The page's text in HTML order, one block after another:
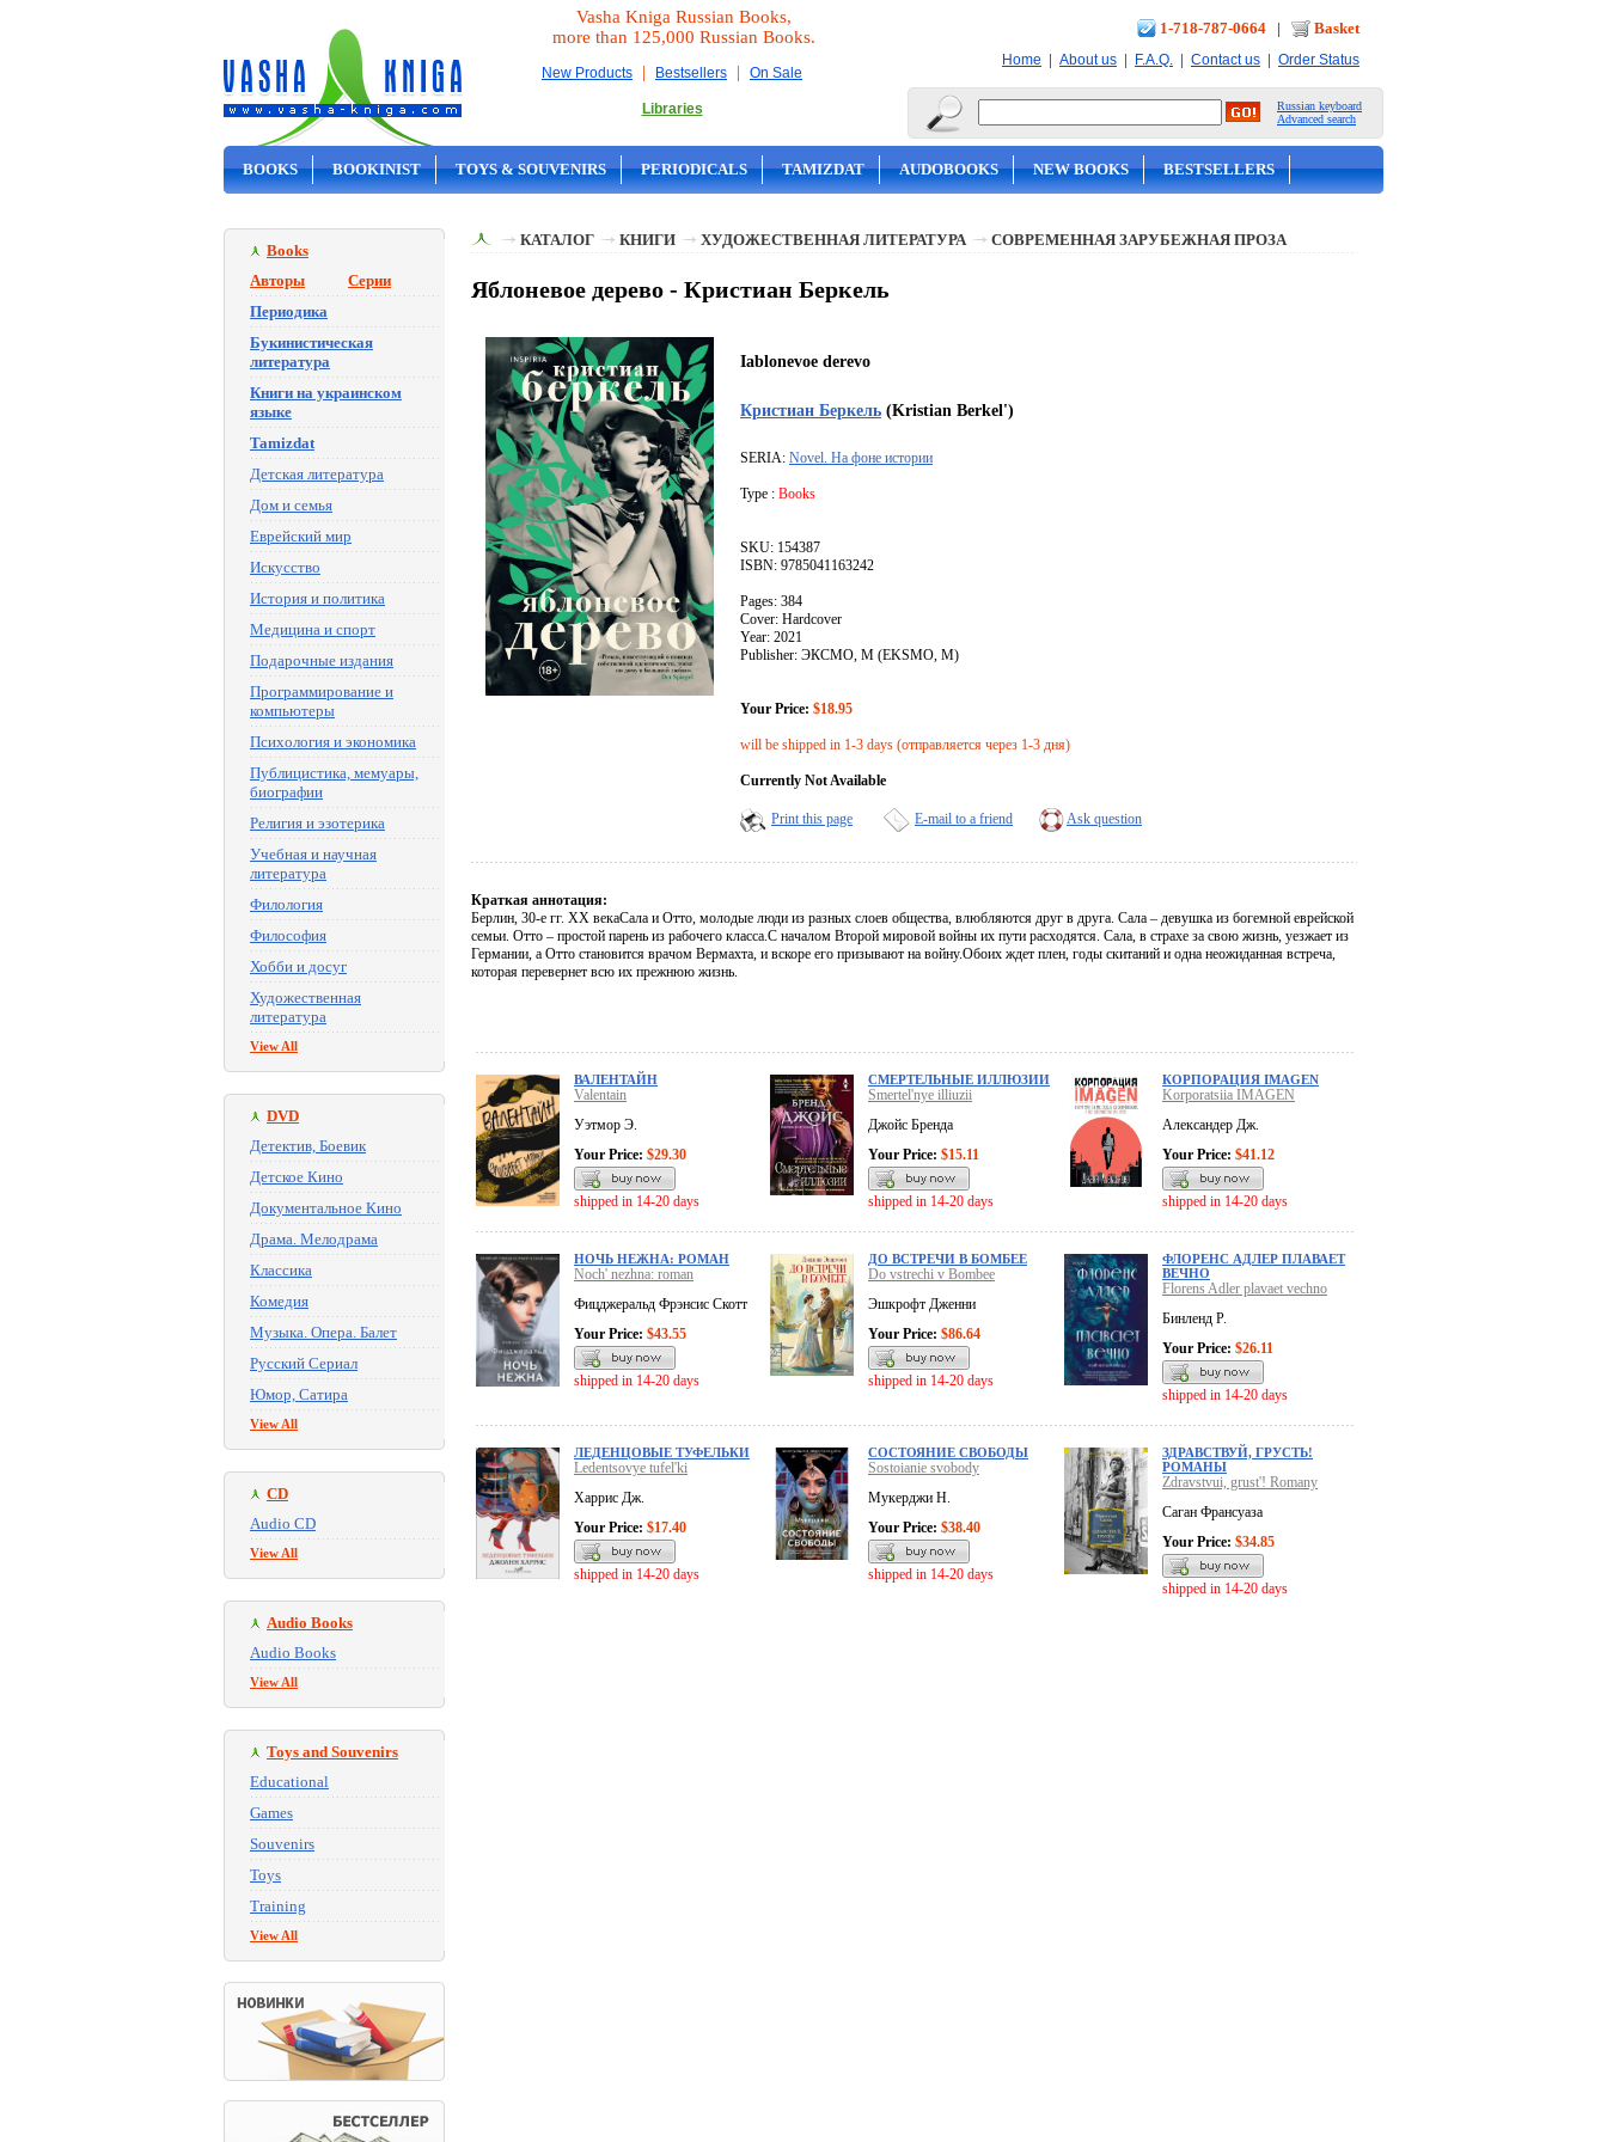
Vasha Kniga Russian Books,
more than 125,000 Russian Books.
New Products | Bestsellers | On Sale
Libraries
1-718-787-0664 | Basket
Home | About us | F.A.Q. | Contact us | Order Status
Russian keyboard
Advanced search
BOOKS BOOKINIST TOYS & SOUVENIRS PERIODICALS TAMIZDAT AUDOBOOKS NEW BOOKS BESTSELLERS
Books
Авторы
Серии
Периодика
Букинистическая
литература
Книги на украинском
языке
Tamizdat
Детская литература
Дом и семья
Еврейский мир
Искусство
История и политика
Медицина и спорт
Подарочные издания
Программирование и
компьютеры
Психология и экономика
Публицистика, мемуары,
биографии
Религия и эзотерика
Учебная и научная
литература
Филология
Философия
Хобби и досуг
Художественная
литература
View All
DVD
Детектив, Боевик
Детское Кино
Документальное Кино
Драма. Мелодрама
Классика
Комедия
Музыка. Опера. Балет
Русский Сериал
Юмор, Сатира
View All
CD
Audio CD
View All
Audio Books
Audio Books
View All
Toys and Souvenirs
Educational
Games
Souvenirs
Toys
Training
View All
КАТАЛОГ КНИГИ ХУДОЖЕСТВЕННАЯ ЛИТЕРАТУРА СОВРЕМЕННАЯ ЗАРУБЕЖНАЯ ПРОЗА
Яблоневое дерево - Кристиан Беркель
Iablonevoe derevo
Кристиан Беркель (Kristian Berkel')
SERIA: Novel. На фоне истории
Type : Books
SKU: 154387
ISBN: 9785041163242
Pages: 384
Cover: Hardcover
Year: 2021
Publisher: ЭКСМО, М (EKSMO, M)
Your Price: $18.95
will be shipped in 1-3 days (отправляется через 1-3 дня)
Currently Not Available
Print this page E-mail to a friend Ask question
Краткая аннотация:
Берлин, 30-е гг. ХХ векаСала и Отто, молодые люди из разных слоев общества, влюбляются друг в друга. Сала – девушка из богемной еврейской
семьи. Отто – простой парень из рабочего класса.С началом Второй мировой войны их пути расходятся. Сала, в страхе за свою жизнь, уезжает из
Германии, а Отто становится врачом Вермахта, и вскоре его призывают на войну.Обоих ждет плен, годы скитаний и одна неожиданная встреча,
которая перевернет всю их прежнюю жизнь.
ВАЛЕНТАЙН
Valentain
Уэтмор Э.
Your Price: $29.30
shipped in 14-20 days
СМЕРТЕЛЬНЫЕ ИЛЛЮЗИИ
Smertel'nye illiuzii
Джойс Бренда
Your Price: $15.11
shipped in 14-20 days
КОРПОРАЦИЯ IMAGEN
Korporatsiia IMAGEN
Александер Дж.
Your Price: $41.12
shipped in 14-20 days
НОЧЬ НЕЖНА: РОМАН
Noch' nezhna: roman
Фицджеральд Фрэнсис Скотт
Your Price: $43.55
shipped in 14-20 days
ДО ВСТРЕЧИ В БОМБЕЕ
Do vstrechi v Bombee
Эшкрофт Дженни
Your Price: $86.64
shipped in 14-20 days
ФЛОРЕНС АДЛЕР ПЛАВАЕТ
ВЕЧНО
Florens Adler plavaet vechno
Бинленд Р.
Your Price: $26.11
shipped in 14-20 days
ЛЕДЕНЦОВЫЕ ТУФЕЛЬКИ
Ledentsovye tufel'ki
Харрис Дж.
Your Price: $17.40
shipped in 14-20 days
СОСТОЯНИЕ СВОБОДЫ
Sostoianie svobody
Мукерджи Н.
Your Price: $38.40
shipped in 14-20 days
ЗДРАВСТВУЙ, ГРУСТЬ!
РОМАНЫ
Zdravstvui, grust'! Romany
Саган Франсуаза
Your Price: $34.85
shipped in 14-20 days